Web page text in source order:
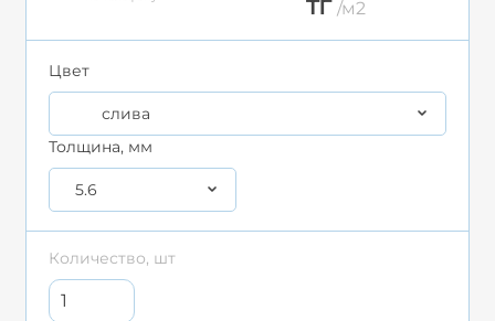
/м2
Цвет
слива
Толщина, мм
5.6
Количество, шт